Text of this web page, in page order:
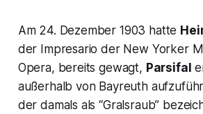
Am 24. Dezember 1903 hatte
der Impresario der New Yorker
Opera, bereits gewagt, Parsifal
außerhalb von Bayreuth
der damals als “Gralsraub”